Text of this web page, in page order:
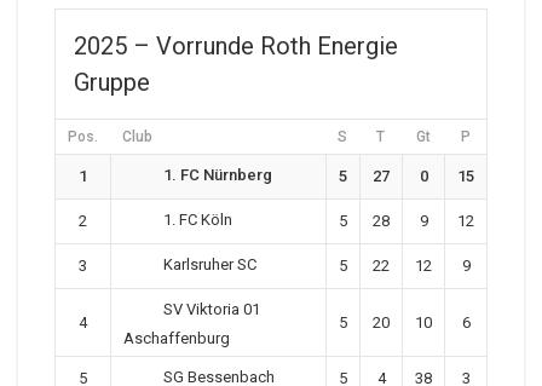
2025 – Vorrunde Roth Energie
Gruppe
Pos. Club S T Gt P
1 1. FC Nürnberg 5 27 0 15
2 1. FC Köln 5 28 9 12
3 Karlsruher SC 5 22 12 9
4
SV Viktoria 01
Aschaffenburg
5 20 10 6
5 SG Bessenbach 5 4 38 3